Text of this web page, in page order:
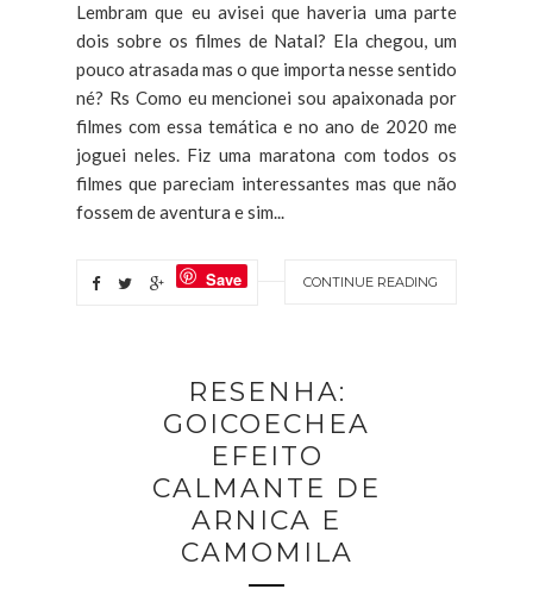
Lembram que eu avisei que haveria uma parte
dois sobre os filmes de Natal? Ela chegou, um
pouco atrasada mas o que importa nesse sentido
né? Rs Como eu mencionei sou apaixonada por
filmes com essa temática e no ano de 2020 me
joguei neles. Fiz uma maratona com todos os
filmes que pareciam interessantes mas que não
fossem de aventura e sim...
CONTINUE READING
Save
RESENHA:
GOICOECHEA
EFEITO
CALMANTE DE
ARNICA E
CAMOMILA